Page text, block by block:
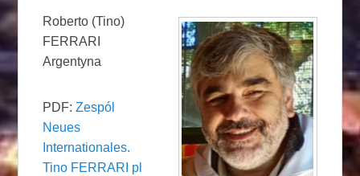
Roberto (Tino)
FERRARI
Argentyna
PDF:Zespól
Neues
Internationales.
Tino FERRARI pl